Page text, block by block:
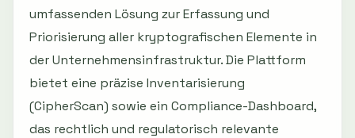
umfassenden Lösung zur Erfassung und
Priorisierung aller kryptografischen Elemente in
der Unternehmensinfrastruktur. Die Plattform
bietet eine präzise Inventarisierung
(CipherScan) sowie ein Compliance-Dashboard,
das rechtlich und regulatorisch relevante